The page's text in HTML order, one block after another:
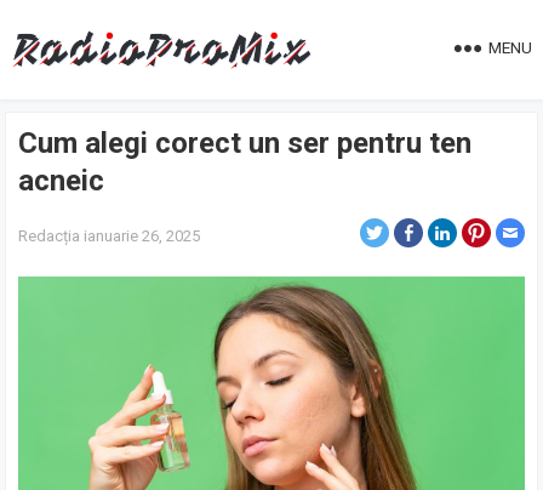
MENU
Cum alegi corect un ser pentru ten
acneic
Redacția ianuarie 26, 2025